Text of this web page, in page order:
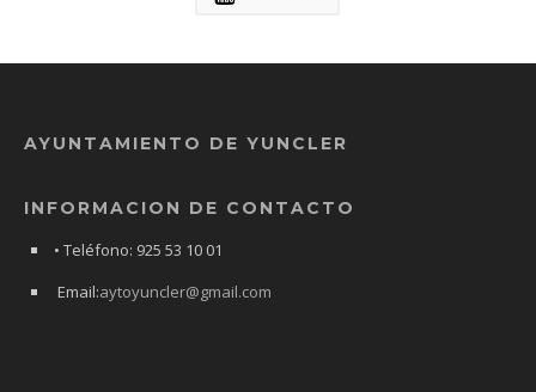
AYUNTAMIENTO DE YUNCLER
INFORMACION DE CONTACTO
• Teléfono: 925 53 10 01
Email:aytoyuncler@gmail.com